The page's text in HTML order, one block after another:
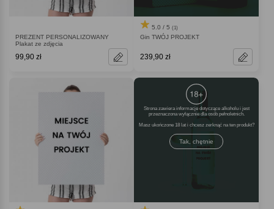
PREZENT PERSONALIZOWANY
Plakat ze zdjęcia
99,90 zł
5.0 / 5 (1)
Gin TWÓJ PROJEKT
239,90 zł
Strona zawiera informacje dotyczące alkoholu i jest
przeznaczona wyłącznie dla osób pełnoletnich.
Masz ukończone 18 lat i chcesz zerknąć na ten produkt
Tak, chętnie